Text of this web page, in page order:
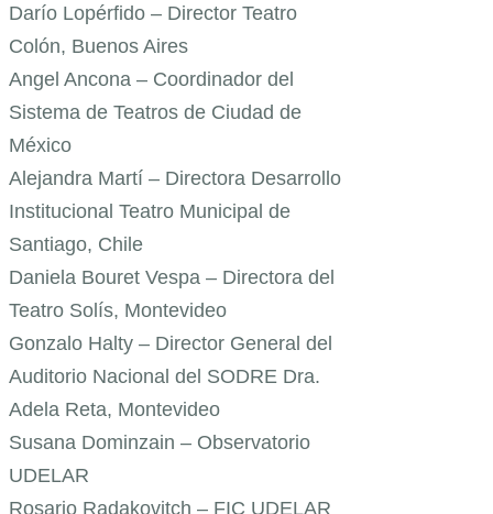
Darío Lopérfido – Director Teatro
Colón, Buenos Aires
Angel Ancona – Coordinador del
Sistema de Teatros de Ciudad de
México
Alejandra Martí – Directora Desarrollo
Institucional Teatro Municipal de
Santiago, Chile
Daniela Bouret Vespa – Directora del
Teatro Solís, Montevideo
Gonzalo Halty – Director General del
Auditorio Nacional del SODRE Dra.
Adela Reta, Montevideo
Susana Dominzain – Observatorio
UDELAR
Rosario Radakovitch – FIC UDELAR